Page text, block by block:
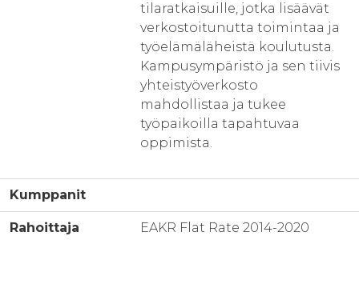
tilaratkaisuille, jotka lisäävät
verkostoitunutta toimintaa ja
työelämäläheistä koulutusta.
Kampusympäristö ja sen tiivis
yhteistyöverkosto
mahdollistaa ja tukee
työpaikoilla tapahtuvaa
oppimista.
Kumppanit
Rahoittaja EAKR Flat Rate 2014-2020